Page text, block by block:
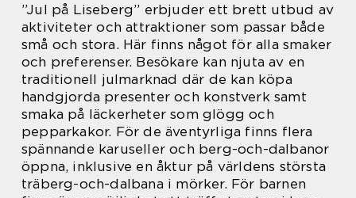
”Jul på Liseberg” erbjuder ett brett utbud av
aktiviteter och attraktioner som passar både
små och stora. Här finns något för alla smaker
och preferenser. Besökare kan njuta av en
traditionell julmarknad där de kan köpa
handgjorda presenter och konstverk samt
smaka på läckerheter som glögg och
pepparkakor. För de äventyrliga finns flera
spännande karuseller och berg-och-dalbanor
öppna, inklusive en åktur på världens största
träberg-och-dalbana i mörker. För barnen